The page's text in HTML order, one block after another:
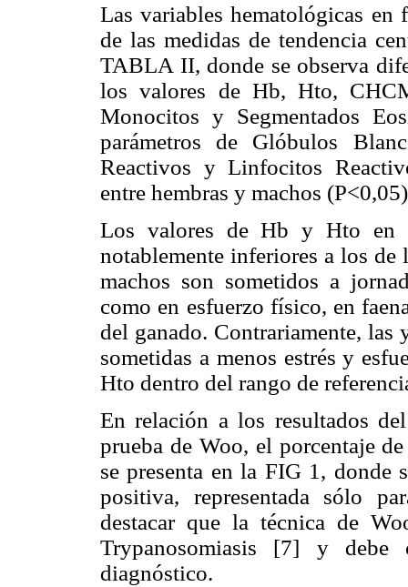
Las variables hematológicas
de las medidas de tendencia
TABLA II, donde se observa
los valores de Hb, Hto,
Monocitos y Segmentados
parámetros de Glóbulos
Reactivos y Linfocitos
entre hembras y machos
Los valores de Hb y Hto en
notablemente inferiores a los de
machos son sometidos a
como en esfuerzo físico, en
del ganado. Contrariamente, las
sometidas a menos estrés y
Hto dentro del rango de
En relación a los resultados
prueba de Woo, el porcentaje
se presenta en la FIG 1, donde
positiva, representada sólo
destacar que la técnica de
Trypanosomiasis [7] y debe
diagnóstico.